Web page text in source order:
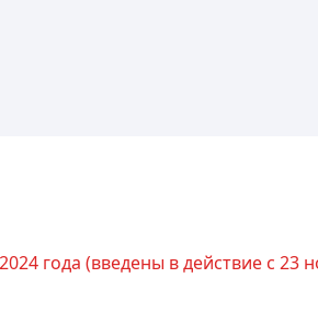
года (введены в действие с 23